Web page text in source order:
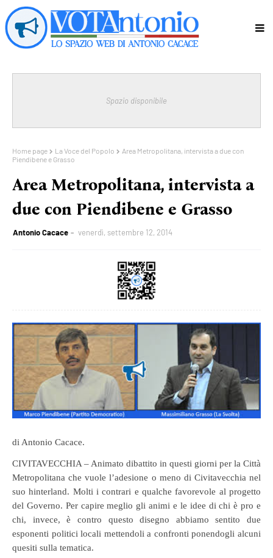
Spazio disponibile
Home page La Voce del Popolo
Area Metropolitana, intervista a due con
Piendibene e Grasso
Area Metropolitana, intervista a
due con Piendibene e Grasso
Antonio Cacace venerdì, settembre 12, 2014
di Antonio Cacace.
CIVITAVECCHIA – Animato dibattito in questi giorni per la Città
Metropolitana che vuole l’adesione o meno di Civitavecchia nel
suo hinterland. Molti i contrari e qualche favorevole al progetto
del Governo. Per capire meglio gli animi e le idee di chi è pro e
chi, invece, è contro questo disegno abbiamo sentito due
esponenti politici locali mettendoli a confronti ponendogli alcuni
quesiti sulla tematica.